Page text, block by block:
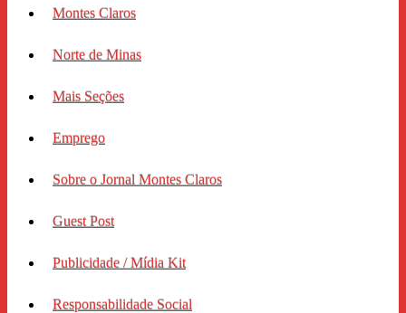
Montes Claros
Norte de Minas
Mais Seções
Emprego
Sobre o Jornal Montes Claros
Guest Post
Publicidade / Mídia Kit
Responsabilidade Social